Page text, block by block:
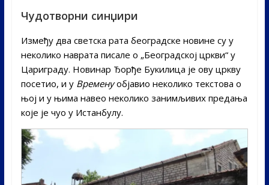
Чудотворни синџири
Између два светска рата београдске новине су у
неколико наврата писале о „Београдској цркви“ у
Цариграду. Новинар Ђорђе Букилица је ову цркву
посетио, и у Временуобјавио неколико текстова о
њој и у њима навео неколико занимљивих предања
које је чуо у Истанбулу.